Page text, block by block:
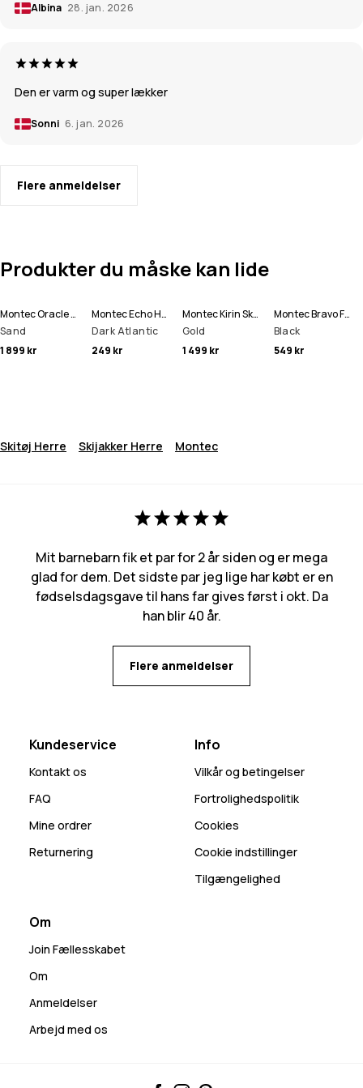
Albina 28. jan. 2026
Den er varm og super lækker
Sonni 6. jan. 2026
Flere anmeldelser
Produkter du måske kan lide
Montec Oracle Skijakke Herre
Sand
1 899 kr
Montec Echo Hue
Dark Atlantic
249 kr
Montec Kirin Skibukser Herre
Gold
1 499 kr
Montec Bravo Fleecetrøje Herre
Black
549 kr
Skitøj Herre Skijakker Herre Montec
Mit barnebarn fik et par for 2 år siden og er mega
glad for dem. Det sidste par jeg lige har købt er en
fødselsdagsgave til hans far gives først i okt. Da
han blir 40 år.
Flere anmeldelser
Kundeservice
Kontakt os
FAQ
Mine ordrer
Returnering
Info
Vilkår og betingelser
Fortrolighedspolitik
Cookies
Cookie indstillinger
Tilgængelighed
Om
Join Fællesskabet
Om
Anmeldelser
Arbejd med os